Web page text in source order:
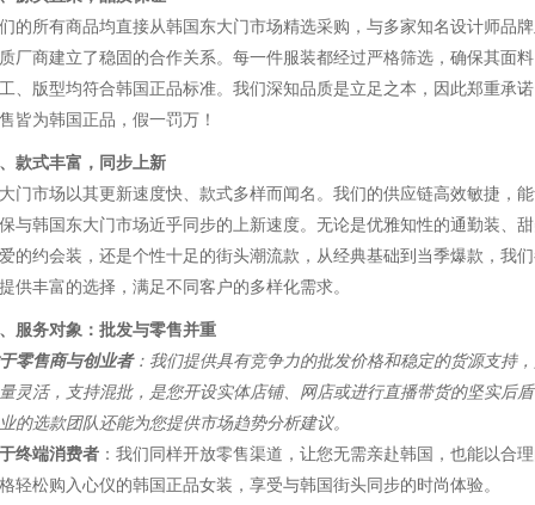
的所有商品均直接从韩国东大门市场精选采购，与多家知名设计师品
厂商建立了稳固的合作关系。每一件服装都经过严格筛选，确保其面
、版型均符合韩国正品标准。我们深知品质是立足之本，因此郑重承
皆为韩国正品，假一罚万！
款式丰富，同步上新
门市场以其更新速度快、款式多样而闻名。我们的供应链高效敏捷，
与韩国东大门市场近乎同步的上新速度。无论是优雅知性的通勤装、
的约会装，还是个性十足的街头潮流款，从经典基础到当季爆款，我
供丰富的选择，满足不同客户的多样化需求。
服务对象：批发与零售并重
零售商与创业者：我们提供具有竞争力的批发价格和稳定的货源支持
灵活，支持混批，是您开设实体店铺、网店或进行直播带货的坚实后
的选款团队还能为您提供市场趋势分析建议。
终端消费者 ：我们同样开放零售渠道，让您无需亲赴韩国，也能以合
轻松购入心仪的韩国正品女装，享受与韩国街头同步的时尚体验。